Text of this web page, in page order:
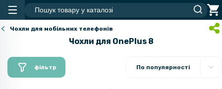
Чохли для мобільних телефонів
Чохли для OnePlus 8
фільтр По популярності